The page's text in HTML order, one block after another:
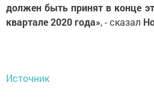
должен быть принят в конце
квартале 2020 года», - сказал
Источник